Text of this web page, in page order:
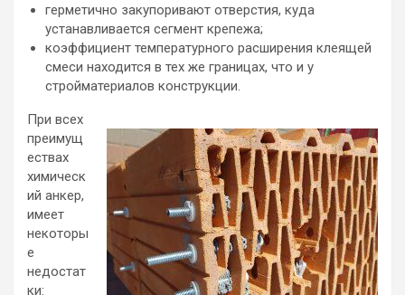
герметично закупоривают отверстия, куда
устанавливается сегмент крепежа;
коэффициент температурного расширения клеящей
смеси находится в тех же границах, что и у
стройматериалов конструкции.
При всех
преимущ
ествах
химическ
ий анкер,
имеет
некоторы
е
недостат
ки: